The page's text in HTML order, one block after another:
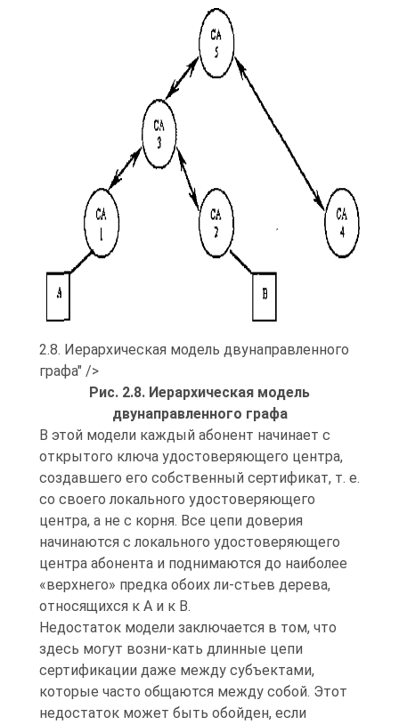
2.8. Иерархическая модель двунаправленного
графа" />
Рис. 2.8. Иерархическая модель
двунаправленного графа
В этой модели каждый абонент начинает с
открытого ключа удостоверяющего центра,
создавшего его собственный сертификат, т. е.
со своего локального удостоверяющего
центра, а не с корня. Все цепи доверия
начинаются с локального удостоверяющего
центра абонента и поднимаются до наиболее
«верхнего» предка обоих ли-стьев дерева,
относящихся к А и к В.
Недостаток модели заключается в том, что
здесь могут возни-кать длинные цепи
сертификации даже между субъектами,
которые часто общаются между собой. Этот
недостаток может быть обойден, если